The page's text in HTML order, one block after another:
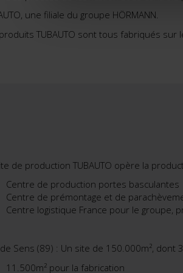
une filiale du groupe HÖRMANN.
TUBAUTO sont tous fabriqués
de production TUBAUTO opère la
Centre de production portes basculantes
Centre de prémontage et de
Centre logistique France pour le groupe,
Sens (89) : Un site de 150.000m², dont
11.500m² pour la fabrication